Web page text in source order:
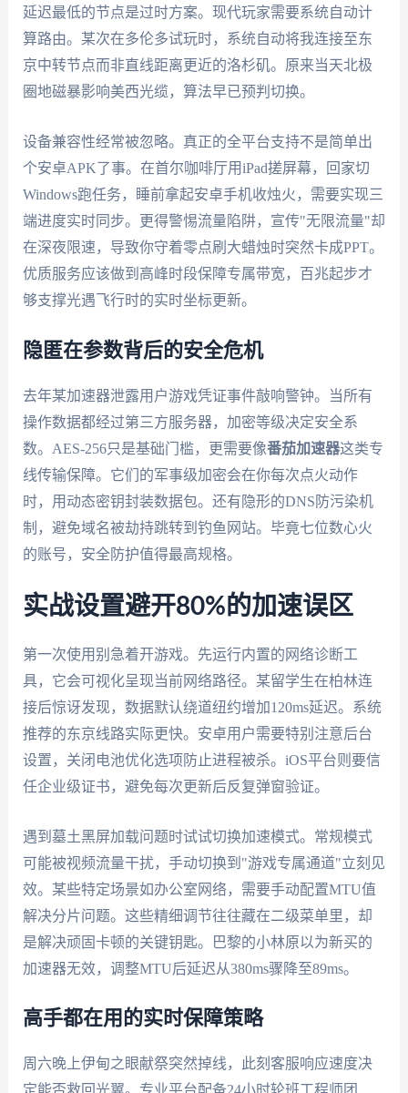
延迟最低的节点是过时方案。现代玩家需要系统自动计
算路由。某次在多伦多试玩时，系统自动将我连接至东
京中转节点而非直线距离更近的洛杉矶。原来当天北极
圈地磁暴影响美西光缆，算法早已预判切换。
设备兼容性经常被忽略。真正的全平台支持不是简单出
个安卓APK了事。在首尔咖啡厅用iPad搓屏幕，回家切
Windows跑任务，睡前拿起安卓手机收烛火，需要实现三
端进度实时同步。更得警惕流量陷阱，宣传"无限流量"却
在深夜限速，导致你守着零点刷大蜡烛时突然卡成PPT。
优质服务应该做到高峰时段保障专属带宽，百兆起步才
够支撑光遇飞行时的实时坐标更新。
隐匿在参数背后的安全危机
去年某加速器泄露用户游戏凭证事件敲响警钟。当所有
操作数据都经过第三方服务器，加密等级决定安全系
数。AES-256只是基础门槛，更需要像番茄加速器这类专
线传输保障。它们的军事级加密会在你每次点火动作
时，用动态密钥封装数据包。还有隐形的DNS防污染机
制，避免域名被劫持跳转到钓鱼网站。毕竟七位数心火
的账号，安全防护值得最高规格。
实战设置避开80%的加速误区
第一次使用别急着开游戏。先运行内置的网络诊断工
具，它会可视化呈现当前网络路径。某留学生在柏林连
接后惊讶发现，数据默认绕道纽约增加120ms延迟。系统
推荐的东京线路实际更快。安卓用户需要特别注意后台
设置，关闭电池优化选项防止进程被杀。iOS平台则要信
任企业级证书，避免每次更新后反复弹窗验证。
遇到墓土黑屏加载问题时试试切换加速模式。常规模式
可能被视频流量干扰，手动切换到"游戏专属通道"立刻见
效。某些特定场景如办公室网络，需要手动配置MTU值
解决分片问题。这些精细调节往往藏在二级菜单里，却
是解决顽固卡顿的关键钥匙。巴黎的小林原以为新买的
加速器无效，调整MTU后延迟从380ms骤降至89ms。
高手都在用的实时保障策略
周六晚上伊甸之眼献祭突然掉线，此刻客服响应速度决